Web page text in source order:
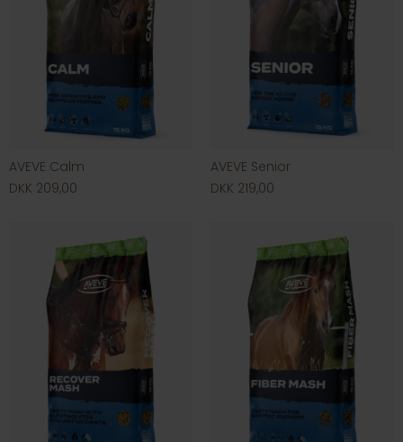
AVEVE Calm
DKK 209,00
AVEVE Senior
DKK 219,00